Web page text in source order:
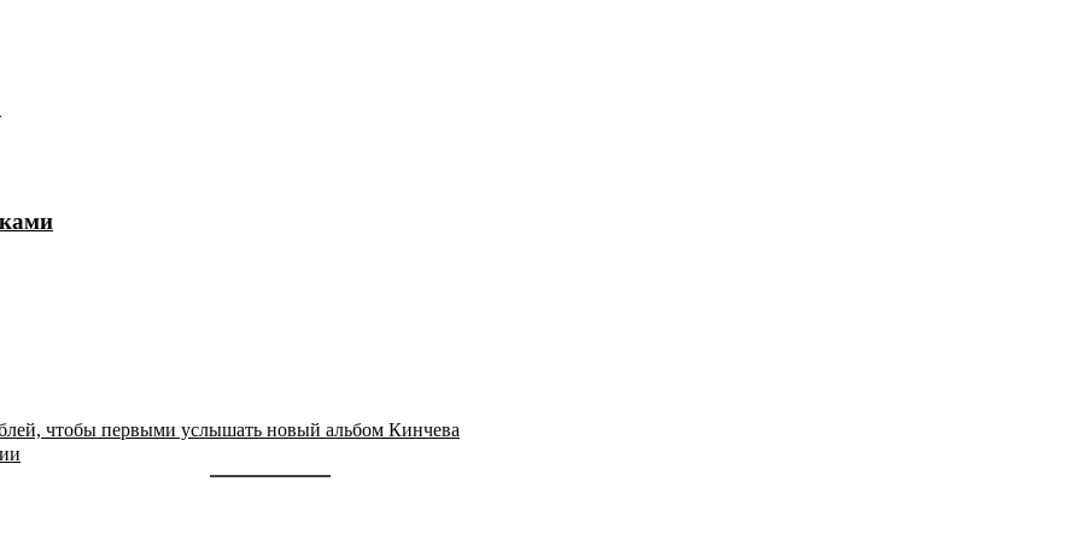
чтобы первыми услышать новый альбом Кинчева